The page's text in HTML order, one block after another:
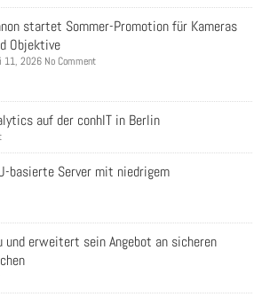
startet Sommer-Promotion für Kameras
Objektive
11, 2026 No Comment
auf der conhIT in Berlin
basierte Server mit niedrigem
und erweitert sein Angebot an sicheren